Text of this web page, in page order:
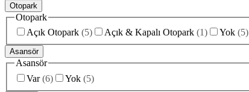
Otopark
Otopark
Açık Otopark (5) Açık & Kapalı Otopark (1) Yok (5)
Asansör
Asansör
Var (6) Yok (5)